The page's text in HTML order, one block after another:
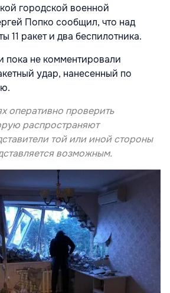
городской военной
Попко сообщил, что над
11 ракет и два беспилотника.
пока не комментировали
удар, нанесенный по
оперативно проверить
распространяют
той или иной стороны
возможным.